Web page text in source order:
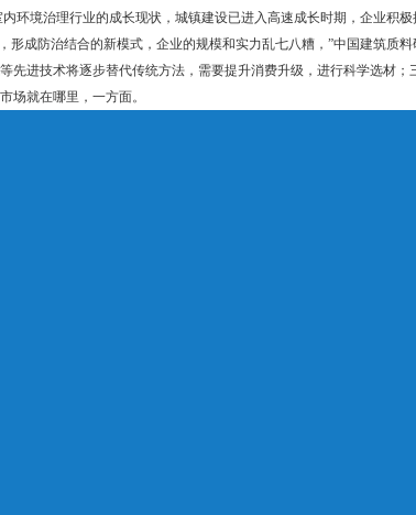
内环境治理行业的成长现状，城镇建设已进入高速成长时期，企业积
形成防治结合的新模式，企业的规模和实力乱七八糟，”中国建筑质
先进技术将逐步替代传统方法，需要提升消费升级，进行科学选材
场就在哪里，一方面。